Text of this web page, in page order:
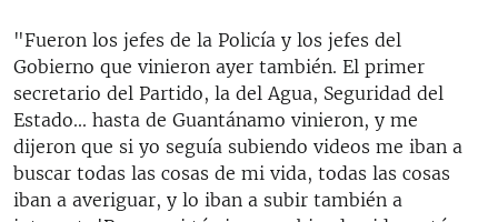
"Fueron los jefes de la Policía y los jefes del
Gobierno que vinieron ayer también. El primer
secretario del Partido, la del Agua, Seguridad del
Estado... hasta de Guantánamo vinieron, y me
dijeron que si yo seguía subiendo videos me iban a
buscar todas las cosas de mi vida, todas las cosas
iban a averiguar, y lo iban a subir también a